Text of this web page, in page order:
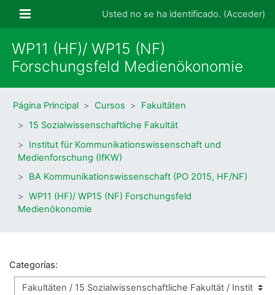
Panel lateralUsted no se ha identificado. (Acceder)
WP11 (HF)/ WP15 (NF)
Forschungsfeld Medienökonomie
Página Principal Cursos
Fakultäten
15 Sozialwissenschaftliche Fakultät
Institut für Kommunikationswissenschaft und
Medienforschung (IfKW)
BA Kommunikationswissenschaft (PO 2015, HF/NF)
WP11 (HF)/ WP15 (NF) Forschungsfeld
Medienökonomie
Categorías: